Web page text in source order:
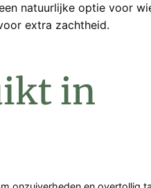
natuurlijke optie voor
extra zachtheid.
in